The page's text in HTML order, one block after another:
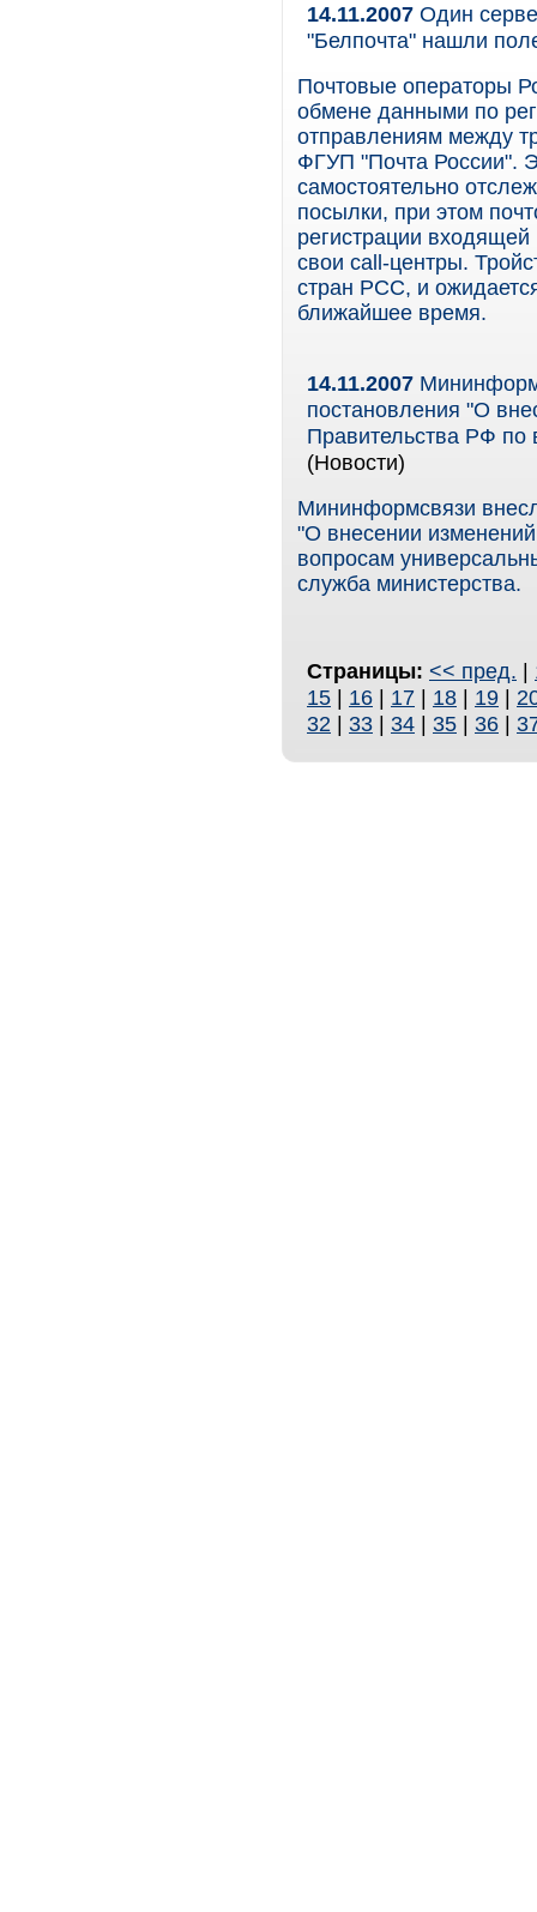
14.11.2007 Один
"Белпочта" нашли
Почтовые операторы
обмене данными по
отправлениям между
ФГУП "Почта России".
самостоятельно
посылки, при этом
регистрации
свои call-центры.
стран РСС, и
ближайшее время.
14.11.2007
постановления "О
Правительства РФ по
(Новости)
Мининформсвязи
"О внесении
вопросам
служба министерства.
Страницы: << пред. |
15 | 16 | 17 | 18 | 19 |
32 | 33 | 34 | 35 | 36 |